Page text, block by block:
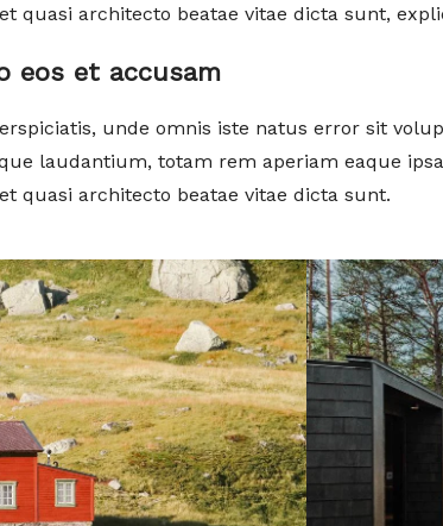
quasi architecto beatae vitae dicta sunt,
eos et accusam
unde omnis iste natus error sit
laudantium, totam rem aperiam eaque
quasi architecto beatae vitae dicta sunt.